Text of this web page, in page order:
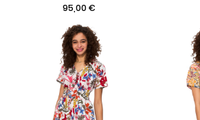
Prix
95,00 €